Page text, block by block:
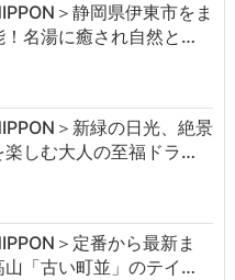
＞静岡県伊東市をま
！名湯に癒され自然と…
＞新緑の日光、絶景
楽しむ大人の至福ドラ…
＞定番から最新ま
山「古い町並」のテイ…